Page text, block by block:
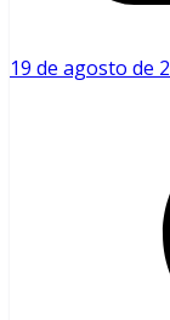
19 de agosto de